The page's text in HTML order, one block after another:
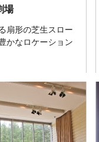
場
扇形の芝生スロー
かなロケーション